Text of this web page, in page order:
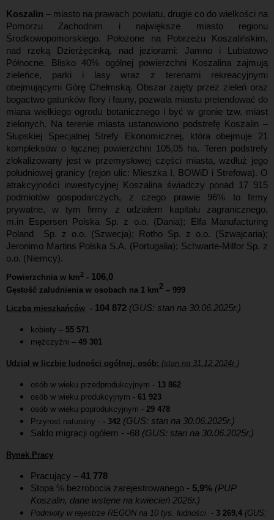
Koszalin – miasto na prawach powiatu, drugie co do wielkości na
Pomorzu Zachodnim i największe miasto regionu
Środkowopomorskiego. Położone na Pobrzeżu Koszalińskim,
nad rzeką Dzierżęcinką, nad jeziorami: Jamno i Lubiatowo
Północne. Blisko 40% ogólnej powierzchni Koszalina zajmują
zieleńce, parki i lasy wraz z terenami rekreacyjnymi
obejmującymi Górę Chełmską. Obszar zajęty przez zieleń oraz
bogactwo gatunków flory i fauny, pozwala miastu pretendować do
miana wielkiego ogrodu botanicznego i być w gronie tzw. miast
zielonych. Na terenie miasta ustanowiono podstrefę Koszalin –
Słupskiej Specjalnej Strefy Ekonomicznej, która obejmuje 21
kompleksów o łącznej powierzchni 105,05 ha. Teren podstrefy
zlokalizowany jest w przemysłowej części miasta, wzdłuż jego
południowej granicy (rejon ulic: Mieszka I, BOWiD i Strefowa). O
atrakcyjności inwestycyjnej Koszalina świadczy ponad 17 915
podmiotów gospodarczych, z czego prawie 96% to firmy
prywatne, w tym firmy z udziałem kapitału zagranicznego,
m.in Espersen Polska Sp. z o.o. (Dania); Elfa Manufacturing
Poland Sp. z o.o. (Szwecja); Rotho Sp. z o.o. (Szwajcaria);
Jeronimo Martins Polska S.A. (Portugalia); Schwarte-Milfor Sp. z
o.o. (Niemcy).
Powierzchnia w km2 - 106,0
Gęstość zaludnienia w osobach na 1 km2 – 999
Liczba mieszkańców - 104 872 (GUS: stan na 30.06.2025r.)
kobiety – 55 571
mężczyźni – 49 301
Udział w liczbie ludności ogólnej, osób: (stan na 31.12.2024r.)
osób w wieku przedprodukcyjnym - 13 862
osób w wieku produkcyjnym - 61 923
osób w wieku poprodukcyjnym - 29 478
Przyrost naturalny - - 342 (GUS: stan na 30.06.2025r.)
Saldo migracji ogółem - -68 (GUS: stan na 30.06.2025r.)
Rynek Pracy
Pracujący – 41 778
Stopa % bezrobocia zarejestrowanego - 5,9% (PUP
Koszalin, dane wstęne na kwiecień 2026r.)
Podmioty w rejestrze REGON na 10 tys. ludności - 3 269,4 (GUS: